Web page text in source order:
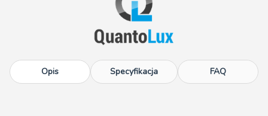
Opis Specyfikacja FAQ